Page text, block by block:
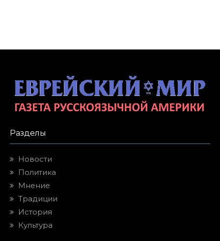
Разделы
Новости
Политика
Мнение
Традиции
История
Культура